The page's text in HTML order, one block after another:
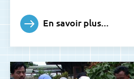
En savoir plus...